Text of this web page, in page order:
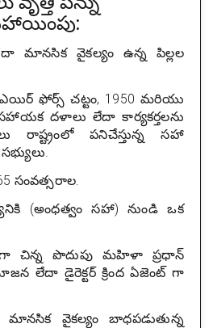
మానసిక వైకల్యం ఉన్న పిల్లల
ఎయిర్ ఫోర్స్ చట్టం, 1950 మరియు
సహాయక దళాలు లేదా కార్యకర్తలను
రాష్ట్రంలో పనిచేస్తున్న సహా
సంవత్సరాల.
(అంధత్వం సహా) నుండి ఒక
చిన్న పొదుపు మహిళా ప్రధాన్
లేదా డైరెక్టర్ క్రింద ఏజెంట్ గా
మానసిక వైకల్యం బాధపడుతున్న